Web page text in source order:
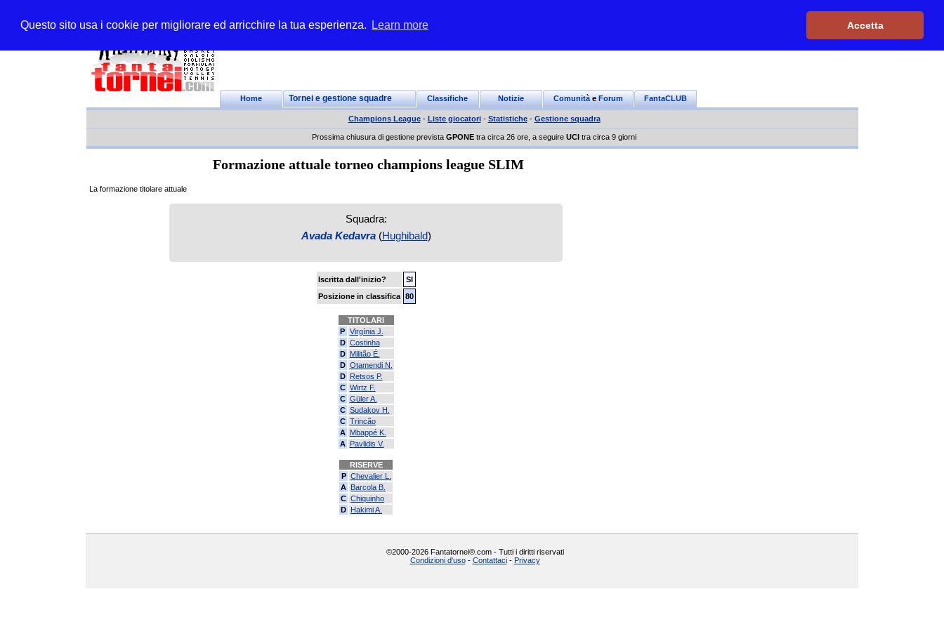
Questo sito usa i cookie per migliorare ed arricchire la tua esperienza. Learn more Accetta
Contattaci|Login|
Home Tornei e gestione squadre Classifiche Notizie Comunitàe Forum FantaCLUB
Champions League- Liste giocatori- Statistiche- Gestione squadra
Prossima chiusura di gestione prevista GPONE tra circa 26 ore, a seguire UCI tra circa 9 giorni
Formazione attuale torneo champions league SLIM
La formazione titolare attuale
Squadra:
Avada Kedavra(Hughibald)
Iscritta dall'inizio?
SI
Posizione in classifica
80
TITOLARI
P Virgínia J.
D Costinha
D
Militão É.
D Otamendi N.
D
Retsos P.
C Wirtz F.
C Güler A.
C Sudakov H.
C Trincão
A
Mbappé K.
A
Pavlidis V.
RISERVE
P Chevalier L.
A Barcola B.
C Chiquinho
D Hakimi A.
©2000-2026 Fantatornei®.com - Tutti i diritti riservati
Condizioni d'uso- Contattaci- Privacy